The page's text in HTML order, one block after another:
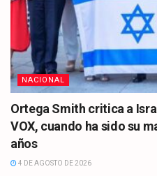
NACIONAL
Ortega Smith critica a
VOX, cuando ha sido su
años
4 DE AGOSTO DE 2026